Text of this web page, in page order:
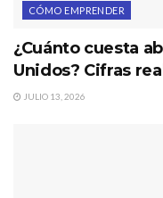
CÓMO EMPRENDER
¿Cuánto cuesta
Unidos? Cifras
JULIO 13, 2026